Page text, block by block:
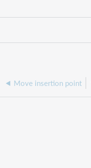
Move insertion point